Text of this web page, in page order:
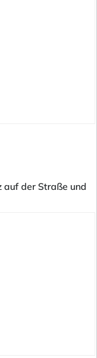
auf der Straße und